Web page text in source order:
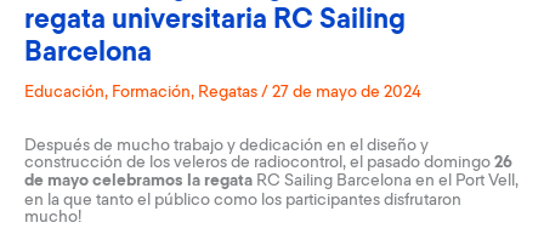
regata universitaria RC Sailing
Barcelona
Educación, Formación, Regatas / 27 de mayo de 2024
Después de mucho trabajo y dedicación en el diseño y
construcción de los veleros de radiocontrol, el pasado domingo 26
de mayo celebramos la regata RC Sailing Barcelona en el Port Vell,
en la que tanto el público como los participantes disfrutaron
mucho!